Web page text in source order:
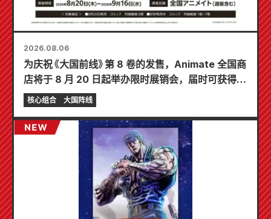
2026.08.06
为庆祝《大国前线》第 8 卷的发售，Animate 全国商
店将于 8 月 20 日起举办限时展销会，届时可获得特
制迷你卡片（共 4 种）！
核心组合 大国阵线